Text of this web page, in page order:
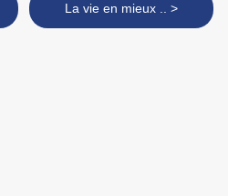
La vie en mieux .. >